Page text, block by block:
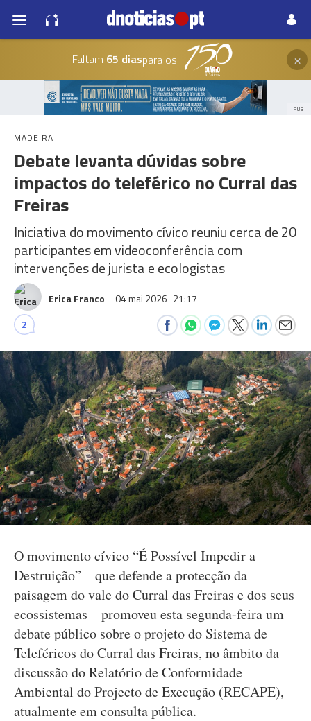
Faltam 65 diaspara os ×
PUB
MADEIRA
Debate levanta dúvidas sobre
impactos do teleférico no Curral das
Freiras
Iniciativa do movimento cívico reuniu cerca de 20
participantes em videoconferência com
intervenções de jurista e ecologistas
Erica Franco 04 mai 2026 21:17
2
O movimento cívico “É Possível Impedir a
Destruição” – que defende a protecção da
paisagem do vale do Curral das Freiras e dos seus
ecossistemas – promoveu esta segunda-feira um
debate público sobre o projeto do Sistema de
Teleféricos do Curral das Freiras, no âmbito da
discussão do Relatório de Conformidade
Ambiental do Projecto de Execução (RECAPE),
atualmente em consulta pública.